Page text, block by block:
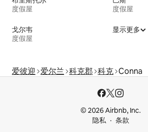
度假屋
度假屋
戈尔韦
度假屋
显示更多
爱彼迎 爱尔兰 科克郡 科克 Conna
© 2026 Airbnb, Inc.
隐私
条款